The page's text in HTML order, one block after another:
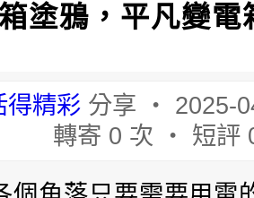
塗鴉，平凡變電
得精彩 分享 ‧ 2025-
轉寄 0 次 ‧ 短評